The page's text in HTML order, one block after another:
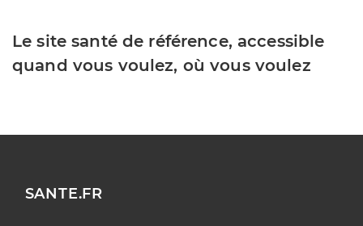
Le site santé de référence, accessible
quand vous voulez, où vous voulez
SANTE.FR